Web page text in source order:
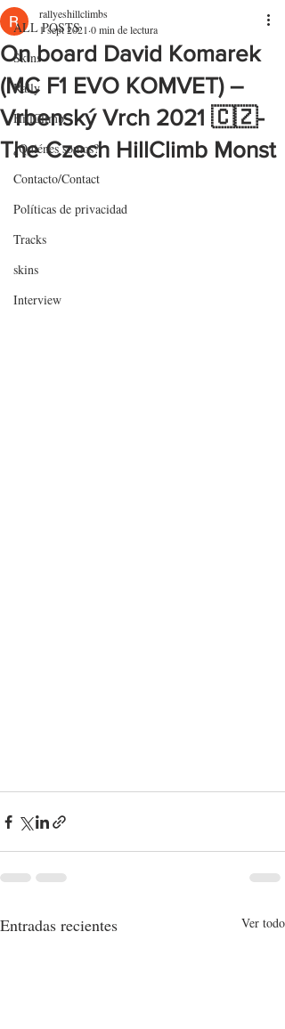
ALL POSTS
Skins
Rally
HillClimb
¿Quiénes somos?
Contacto/Contact
Políticas de privacidad
Tracks
skins
Interview
On board David Komarek
(MC F1 EVO KOMVET) –
Vrbenský Vrch 2021 🇨🇿-
The Czech HillClimb Monst
rallyeshillclimbs
1 sept 2021 0 min de lectura
Entradas recientes Ver todo